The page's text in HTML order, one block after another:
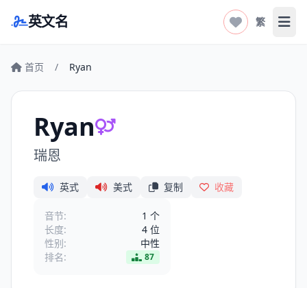
英文名 繁 打
首页 / Ryan
Ryan
瑞恩
英式 美式 复制 收藏
音节:
1 个
长度:
4 位
性别:
中性
排名:
87